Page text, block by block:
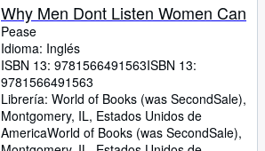
Why Men Dont Listen Women Can
Pease
Idioma: Inglés
ISBN 13: 9781566491563ISBN 13:
9781566491563
Librería: World of Books (was SecondSale),
Montgomery, IL, Estados Unidos de
AmericaWorld of Books (was SecondSale),